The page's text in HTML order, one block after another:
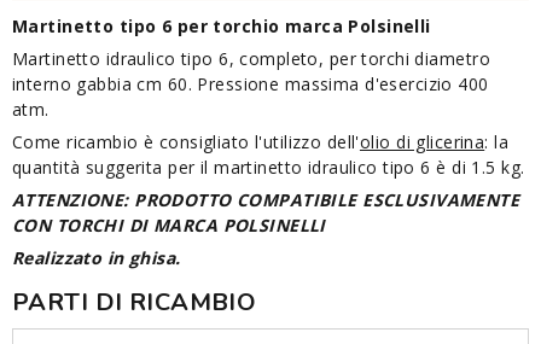
Martinetto tipo 6 per torchio marca Polsinelli
Martinetto idraulico tipo 6, completo, per torchi diametro
interno gabbia cm 60. Pressione massima d'esercizio 400
atm.
Come ricambio è consigliato l'utilizzo dell'olio di glicerina: la
quantità suggerita per il martinetto idraulico tipo 6 è di 1.5 kg.
ATTENZIONE: PRODOTTO COMPATIBILE ESCLUSIVAMENTE
CON TORCHI DI MARCA POLSINELLI
Realizzato in ghisa.
PARTI DI RICAMBIO